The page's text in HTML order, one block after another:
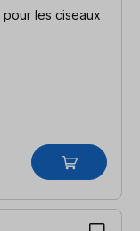
les ciseaux